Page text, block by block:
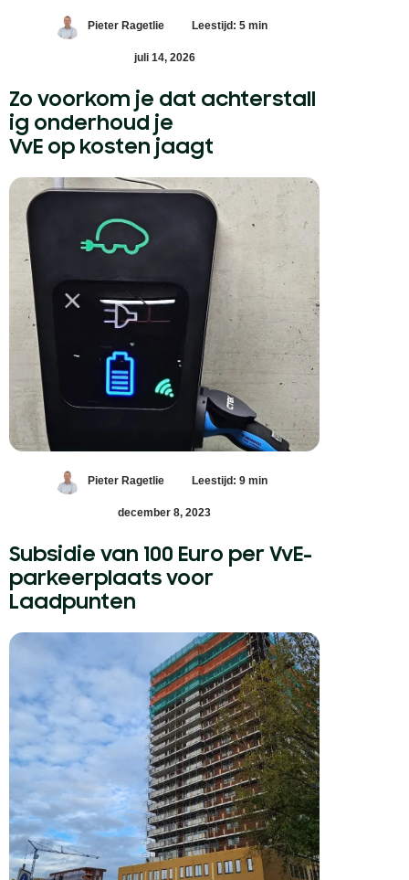
Pieter Ragetlie Leestijd: 5 min
juli 14, 2026
Zo voorkom je dat achterstall
ig onderhoud je
VvE op kosten jaagt
Pieter Ragetlie Leestijd: 9 min
december 8, 2023
Subsidie van 100 Euro per VvE-
parkeerplaats voor
Laadpunten